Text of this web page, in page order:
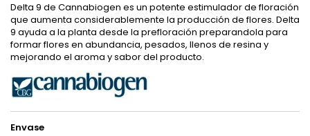
Delta 9 de Cannabiogen es un potente estimulador de floración
que aumenta considerablemente la producción de flores. Delta
9 ayuda a la planta desde la prefloración preparandola para
formar flores en abundancia, pesados, llenos de resina y
mejorando el aroma y sabor del producto.
Envase